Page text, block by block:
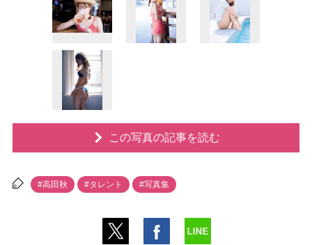
この写真の記事を読む
#高田秋 #タレント #写真集